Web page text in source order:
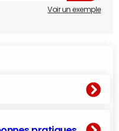
Voir un exemple